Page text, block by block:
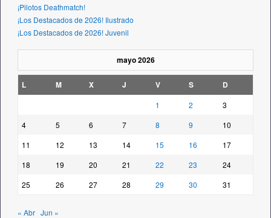
¡Pilotos Deathmatch!
¡Los Destacados de 2026! Ilustrado
¡Los Destacados de 2026! Juvenil
mayo 2026
L M X J V S D
1 2
3
4
5 6 7 8 9
10
11
12 13 14 15 16
17
18
19 20 21 22 23
24
25
26 27 28 29 30 31
« Abr Jun »